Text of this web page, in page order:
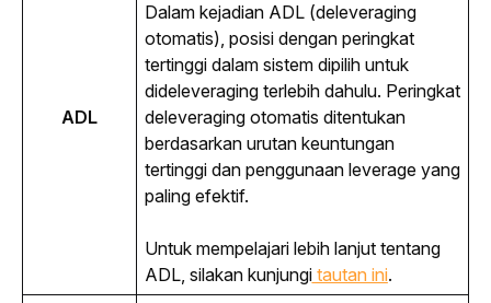
ADL
Dalam kejadian ADL (deleveraging
otomatis), posisi dengan peringkat
tertinggi dalam sistem dipilih untuk
dideleveraging terlebih dahulu. Peringkat
deleveraging otomatis ditentukan
berdasarkan urutan keuntungan
tertinggi dan penggunaan leverage yang
paling efektif.
Untuk mempelajari lebih lanjut tentang
ADL, silakan kunjungi tautan ini.